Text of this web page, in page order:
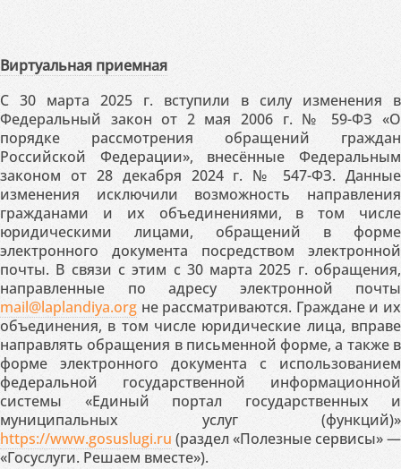
Виртуальная приемная
С 30 марта 2025 г. вступили в силу изменения в
Федеральный закон от 2 мая 2006 г. № 59-ФЗ «О
порядке рассмотрения обращений граждан
Российской Федерации», внесённые Федеральным
законом от 28 декабря 2024 г. № 547-ФЗ. Данные
изменения исключили возможность направления
гражданами и их объединениями, в том числе
юридическими лицами, обращений в форме
электронного документа посредством электронной
почты. В связи с этим с 30 марта 2025 г. обращения,
направленные по адресу электронной почты
mail@laplandiya.org не рассматриваются. Граждане и их
объединения, в том числе юридические лица, вправе
направлять обращения в письменной форме, а также в
форме электронного документа с использованием
федеральной государственной информационной
системы «Единый портал государственных и
муниципальных услуг (функций)»
https://www.gosuslugi.ru (раздел «Полезные сервисы» —
«Госуслуги. Решаем вместе»).